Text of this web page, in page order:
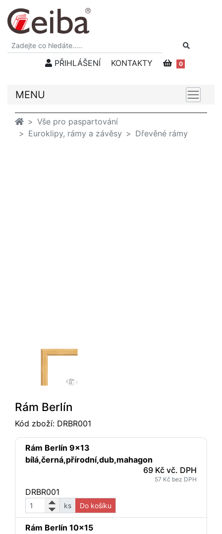
PŘIHLÁŠENÍ KONTAKTY 0
MENU
Vše pro paspartování
Euroklipy, rámy a závěsy
Dřevěné rámy
Rám Berlín
Kód zboží: DRBR001
Rám Berlín 9x13
bílá,černá,přírodní,dub,mahagon
69 Kč vč. DPH
57 Kč bez DPH
DRBR001
ks Do košíku
Rám Berlín 10x15